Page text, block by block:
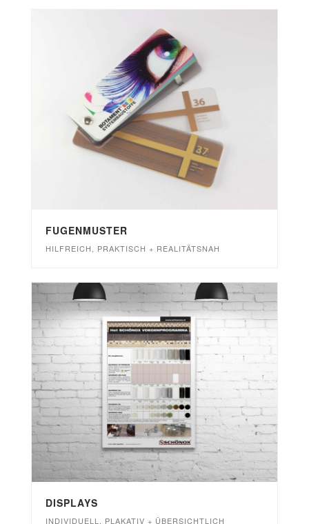
FUGENMUSTER
HILFREICH, PRAKTISCH + REALITÄTSNAH
DISPLAYS
INDIVIDUELL, PLAKATIV + ÜBERSICHTLICH